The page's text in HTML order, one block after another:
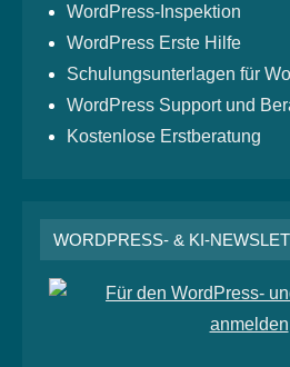
WordPress-Inspektion
WordPress Erste Hilfe
Schulungsunterlagen für
WordPress Support und
Kostenlose Erstberatung
WORDPRESS- & KI-